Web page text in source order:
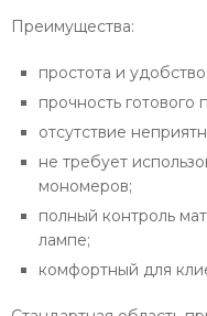
Преимущества:
простота и
прочность готового
отсутствие
не требует
мономеров;
полный контроль
лампе;
комфортный для